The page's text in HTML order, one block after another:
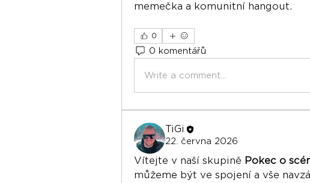
memečka a komunitní hangout.
0
0 komentářů
Write a comment...
TiGi
22. června 2026
Vítejte v naší skupině Pokec o
můžeme být ve spojení a vše